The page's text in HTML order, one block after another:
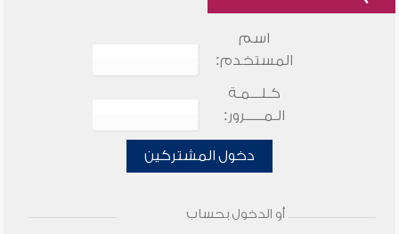
اسم
المستخدم:
كـلـــمـة
الـمـــــرور:
دخول المشتركين
أو الدخول بحساب